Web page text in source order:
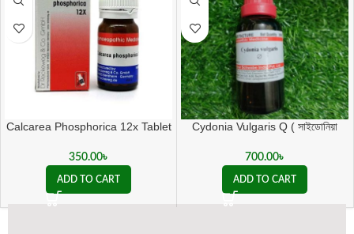
Calcarea Phosphorica 12x Tablet
350.00৳
ADD TO CART
Cydonia Vulgaris Q ( সাইডোনিয়া
700.00৳
ADD TO CART